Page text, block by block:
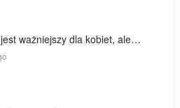
ważniejszy dla kobiet, ale…